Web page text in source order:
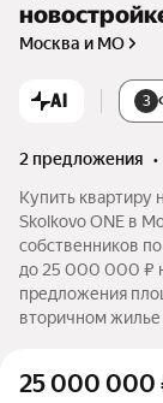
Москва и МО
AI 3
2 предложения •
Купить квартиру
Skolkovo ONE в
собственников
до 25 000 000 ₽
предложения
вторичном жилье
25 000 000